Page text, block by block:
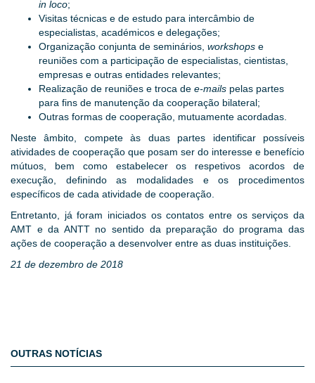
in loco;
Visitas técnicas e de estudo para intercâmbio de
especialistas, académicos e delegações;
Organização conjunta de seminários, workshops e
reuniões com a participação de especialistas, cientistas,
empresas e outras entidades relevantes;
Realização de reuniões e troca de e-mails pelas partes
para fins de manutenção da cooperação bilateral;
Outras formas de cooperação, mutuamente acordadas.
Neste âmbito, compete às duas partes identificar possíveis
atividades de cooperação que posam ser do interesse e benefício
mútuos, bem como estabelecer os respetivos acordos de
execução, definindo as modalidades e os procedimentos
específicos de cada atividade de cooperação.
Entretanto, já foram iniciados os contatos entre os serviços da
AMT e da ANTT no sentido da preparação do programa das
ações de cooperação a desenvolver entre as duas instituições.
21 de dezembro de 2018
OUTRAS NOTÍCIAS